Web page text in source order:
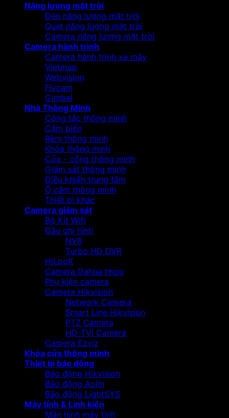
Năng lượng mặt trời
Đèn năng lượng mặt trời
Quạt năng lượng mặt trời
Camera năng lượng mặt trời
Camera hành trình
Camera hành trình xe máy
Vietmap
Webvision
Flycam
Gimbal
Nhà Thông Minh
Công tắc thông minh
Cảm biến
Rèm thông minh
Khóa thông minh
Cửa - cổng thông minh
Giám sát thông minh
Điều khiển trung tâm
Ổ cắm thông minh
Thiết bị khác
Camera giám sát
Bộ Kit Wifi
Đầu ghi hình
NVR
Turbo HD DVR
HiLooK
Camera Dahua Imou
Phụ kiện camera
Camera Hikvision
Network Camera
Smart Line Hikvision
PTZ Camera
HD-TVI Camera
Camera Ezviz
Khóa cửa thông minh
Thiết bị báo động
Báo động Hikvision
Báo động Aolin
Báo động LightSYS
Máy tính & Linh kiện
Màn hình máy tính